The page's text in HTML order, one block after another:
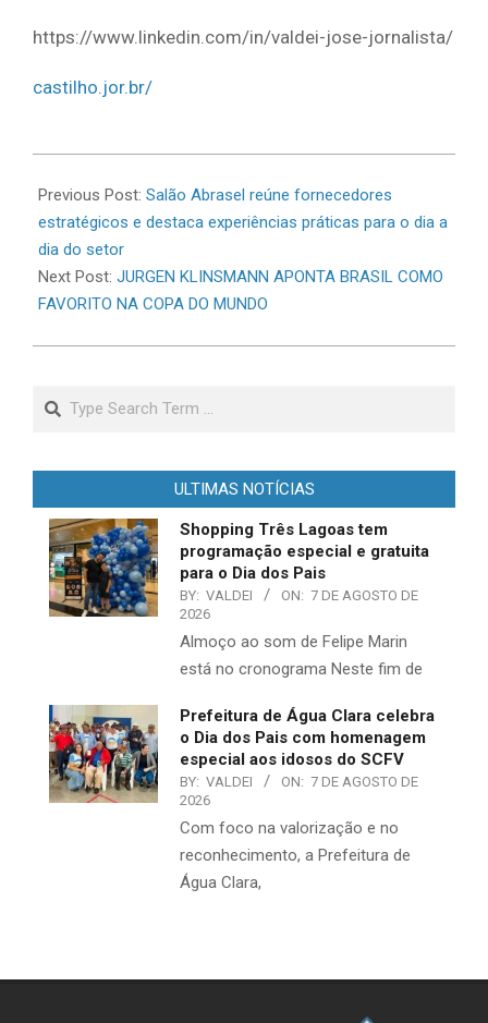
https://www.linkedin.com/in/valdei-jose-jornalista/
castilho.jor.br/
06-
13
Previous Post: Salão Abrasel reúne fornecedores
estratégicos e destaca experiências práticas para o dia a
dia do setor
Next Post: JURGEN KLINSMANN APONTA BRASIL COMO
FAVORITO NA COPA DO MUNDO
ULTIMAS NOTÍCIAS
Shopping Três Lagoas tem
programação especial e gratuita
para o Dia dos Pais
BY: VALDEI ON: 7 DE AGOSTO DE
2026
Almoço ao som de Felipe Marin
está no cronograma Neste fim de
Prefeitura de Água Clara celebra
o Dia dos Pais com homenagem
especial aos idosos do SCFV
BY: VALDEI ON: 7 DE AGOSTO DE
2026
​Com foco na valorização e no
reconhecimento, a Prefeitura de
Água Clara,